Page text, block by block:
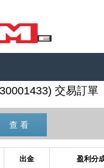
交易訂
出金 盈利分